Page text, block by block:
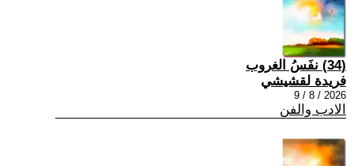
(34) نفَسُ الغروب
فريدة لقشيشي
2026 / 8 / 9
الادب والفن